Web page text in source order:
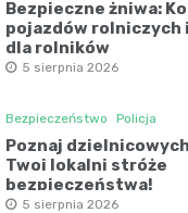
Bezpieczne żniwa:
pojazdów rolniczych
dla rolników
5 sierpnia 2026
Bezpieczeństwo Policja
Poznaj
Twoi lokalni stróże
bezpieczeństwa!
5 sierpnia 2026